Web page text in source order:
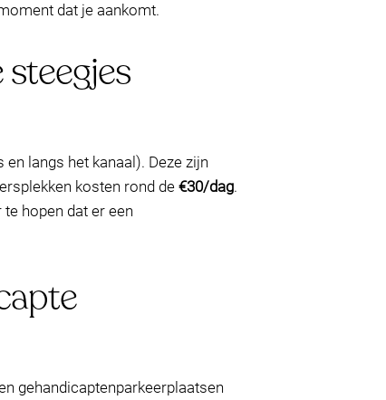
dat je aankomt.
langs het kanaal). Deze zijn
kosten rond de €30/dag.
hopen dat er een
gehandicaptenparkeerplaatsen